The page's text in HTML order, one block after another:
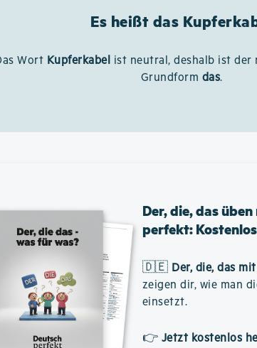
Es heißt das
Wort Kupferkabel ist neutral, deshalb ist
Grundform das.
Der, die, das
perfekt:
🇩🇪 Der, die, das
zeigen dir, wie man
einsetzt.
👉 Jetzt kostenlos